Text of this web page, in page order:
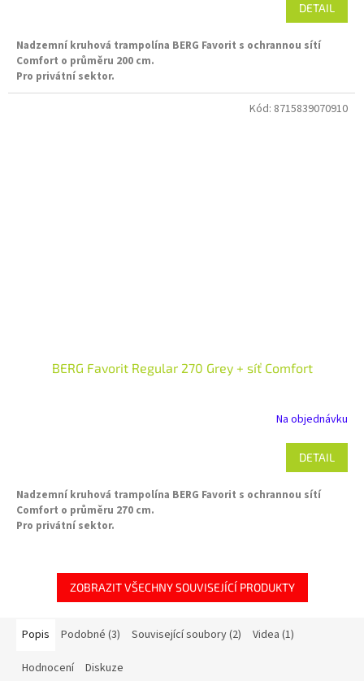
DETAIL
Nadzemní kruhová trampolína BERG Favorit s ochrannou sítí
Comfort o průměru 200 cm.
Pro privátní sektor.
BERG Favorit Regular 270 Grey + síť Comfort
Na objednávku
DETAIL
Nadzemní kruhová trampolína BERG Favorit s ochrannou sítí
Comfort o průměru 270 cm.
Pro privátní sektor.
Kód: 8715839070910
ZOBRAZIT VŠECHNY SOUVISEJÍCÍ PRODUKTY
Popis Podobné (3) Související soubory (2) Videa (1)
Hodnocení Diskuze